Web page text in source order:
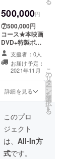
500,000円
⑦500,000円
コース★本映画
DVD+特製ポス
トカード+特製ポ
スター+主要俳優
サイン入り色紙
+初上映館招待券
+賀川監督講演会
招待券
支援者：0人
お届け予定：
2021年11月
詳細を見る
こ
の
リ
タ
ー
ン
を
選
択
す
る
このプロ
ジェクト
は、 All-In方
式です。